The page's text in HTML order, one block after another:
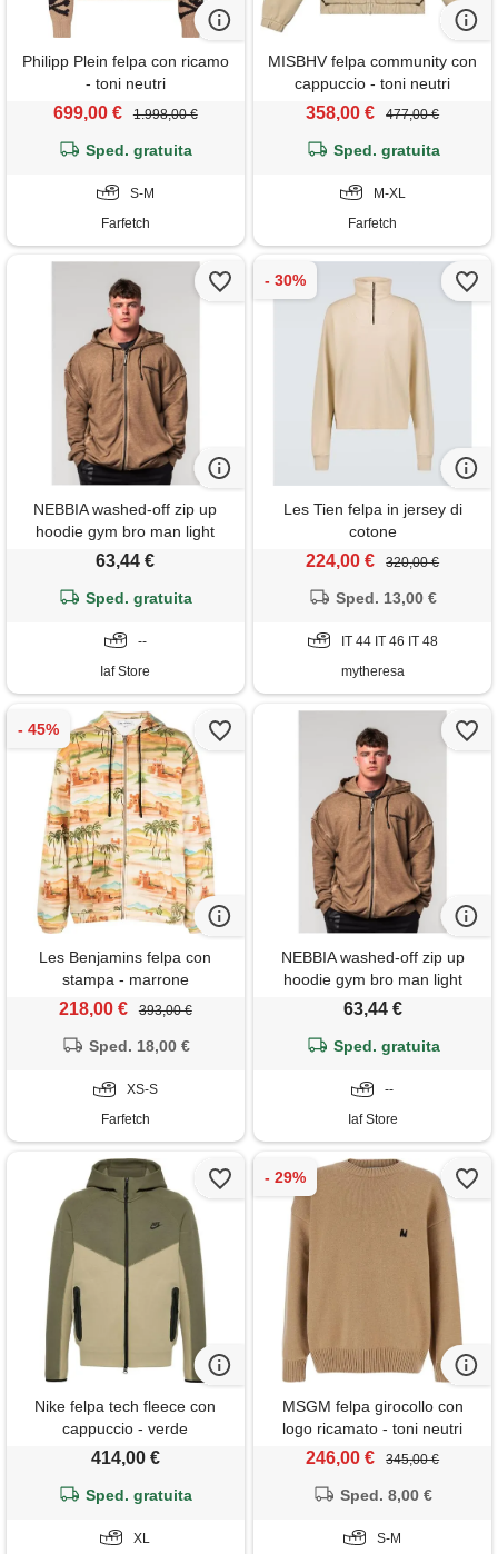
Philipp Plein felpa con ricamo
- toni neutri
699,00 € 1.998,00 €
Sped. gratuita
S-M
Farfetch
MISBHV felpa community con
cappuccio - toni neutri
358,00 € 477,00 €
Sped. gratuita
M-XL
Farfetch
NEBBIA washed-off zip up
hoodie gym bro man light
brown m
63,44 €
Sped. gratuita
--
Iaf Store
Les Tien felpa in jersey di
cotone
224,00 € 320,00 €
Sped. 13,00 €
IT 44 IT 46 IT 48
mytheresa
Les Benjamins felpa con
stampa - marrone
218,00 € 393,00 €
Sped. 18,00 €
XS-S
Farfetch
NEBBIA washed-off zip up
hoodie gym bro man light
brown xxl
63,44 €
Sped. gratuita
--
Iaf Store
Nike felpa tech fleece con
cappuccio - verde
414,00 €
Sped. gratuita
XL
MSGM felpa girocollo con
logo ricamato - toni neutri
246,00 € 345,00 €
Sped. 8,00 €
S-M